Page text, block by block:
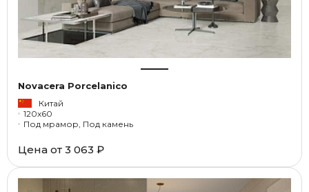
Novacera Porcelanico
Китай
120x60
Под мрамор, Под камень
Цена от 3 063 ₽